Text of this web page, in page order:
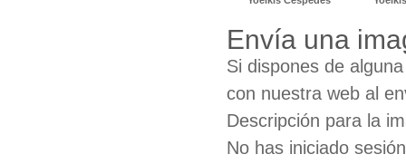
Envía una
Si dispones de
con nuestra web al
Descripción para la
No has iniciado